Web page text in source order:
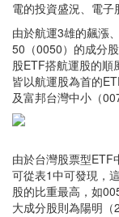
電的投資盛況、電子
由於航運3雄的飆漲
50（0050）的成分
股ETF搭航運股的順
皆以航運股為首的
及富邦台灣中小（
由於台灣股票型ETF
可從表1中可發現，
股的比重最高，如
大成分股則為陽明（